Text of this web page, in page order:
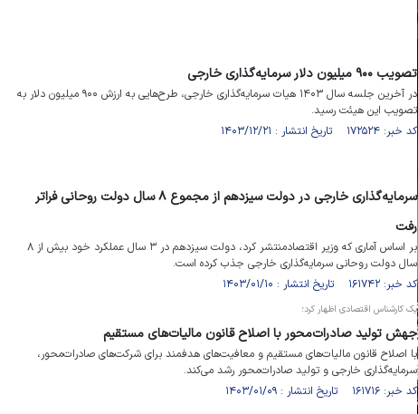
تصویب ۹۰۰ میلیون دلار سرمایه‌گذاری خارجی
در آخرین جلسه سال ۱۴۰۳ هیات سرمایه‌گذاری خارجی، طرح‌هایی به ارزش ۹۰۰ میلیون دلار به
تصویب این هیئت رسید.
کد خبر: ۱۷۲۵۲۴ تاریخ انتشار : ۱۴۰۳/۱۲/۲۱
سرمایه‌گذاری خارجی در دولت سیزدهم از مجموع ۸ سال دولت روحانی فراتر
رفت
بر اساس آماری که وزیر اقتصادمنتشر کرد، دولت سیزدهم در ۳ سال عملکرد خود بیش از ۸
سال دولت روحانی سرمایه‌گذاری خارجی جذب کرده است.
کد خبر: ۱۶۱۷۴۲ تاریخ انتشار : ۱۴۰۳/۰۱/۱۰
یک کارشناس اقتصادی اظهار کرد؛
جهش تولید صادرات‌محور با اصلاح قانون مالیات‌های مستقیم
با اصلاح قانون مالیات‌های مستقیم و معافیت‌های هدفمند برای شرکت‌های صادرات‌محور،
سرمایه‌گذاری خارجی و تولید صادرات‌محور رشد می‌کند.
کد خبر: ۱۶۱۷۱۶ تاریخ انتشار : ۱۴۰۳/۰۱/۰۹